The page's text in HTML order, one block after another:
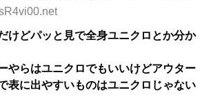
けどパッと見で全身ユニクロとか分か
やらはユニクロでもいいけどアウター
表に出やすいものはユニクロじゃない